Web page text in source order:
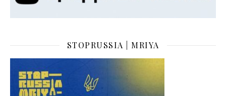
STOPRUSSIA | MRIYA